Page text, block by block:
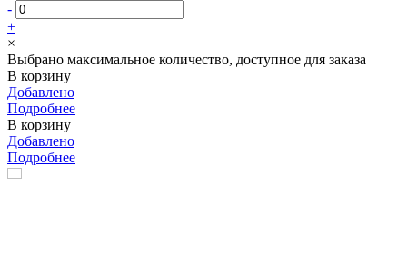
-
+
×
Выбрано максимальное количество, доступное для заказа
В корзину
Добавлено
Подробнее
В корзину
Добавлено
Подробнее